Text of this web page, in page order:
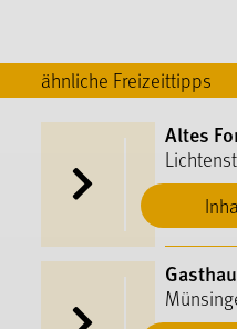
ähnliche Freizeittipps
Altes